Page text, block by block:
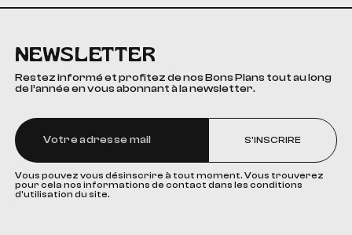
NEWSLETTER
Restez informé et profitez de nos Bons Plans tout au long
de l’année en vous abonnant à la newsletter.
S'INSCRIRE
Vous pouvez vous désinscrire à tout moment. Vous trouverez
pour cela nos informations de contact dans les conditions
d'utilisation du site.